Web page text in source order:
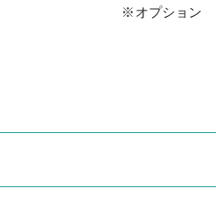
※オプション